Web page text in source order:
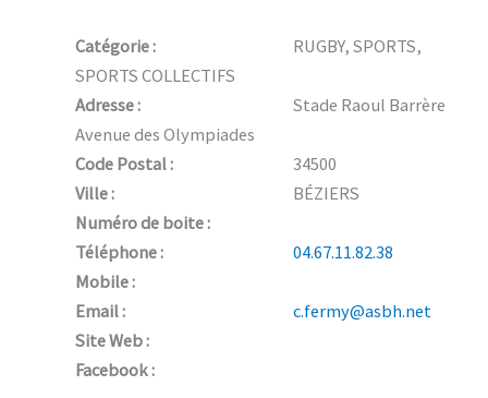
Catégorie :
RUGBY, SPORTS,
SPORTS COLLECTIFS
Adresse :
Stade Raoul Barrère
Avenue des Olympiades
Code Postal :
34500
Ville :
BÉZIERS
Numéro de boite :
Téléphone :
04.67.11.82.38
Mobile :
Email :
c.fermy@asbh.net
Site Web :
Facebook :